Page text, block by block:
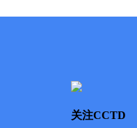
关注CCTD